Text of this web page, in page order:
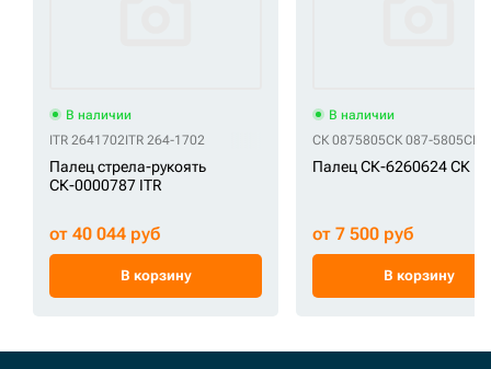
В наличии
ITR 2641702ITR 264-1702
Палец стрела-рукоять
СК-0000787 ITR
от 40 044 руб
В корзину
В наличии
СК 0875805СК 087-5805СК
Палец СК-6260624 СК
от 7 500 руб
В корзину